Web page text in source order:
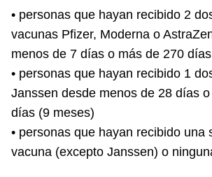
• personas que hayan recibido 2
vacunas Pfizer, Moderna o
menos de 7 días o más de 270
• personas que hayan recibido 1
Janssen desde menos de 28 días
días (9 meses)
• personas que hayan recibido una
vacuna (excepto Janssen) o